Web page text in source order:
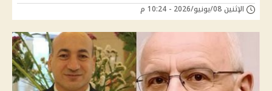
الإثنين 08/يونيو/2026 - 10:24 م